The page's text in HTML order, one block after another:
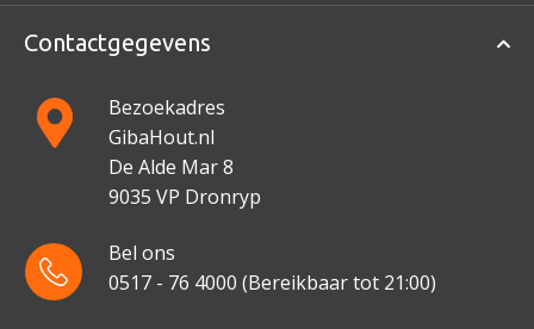
Contactgegevens
Bezoekadres
GibaHout.nl
De Alde Mar 8
9035 VP Dronryp
Bel ons
0517 - 76 4000 (Bereikbaar tot 21:00)